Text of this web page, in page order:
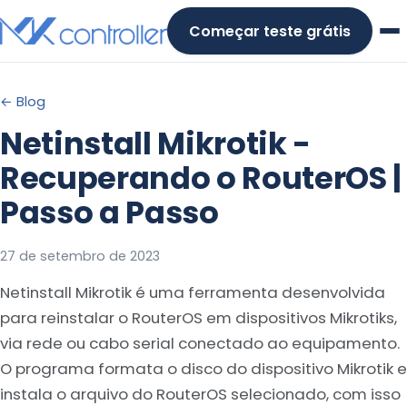
to
Começar teste grátis
← Blog
Netinstall Mikrotik -
Recuperando o RouterOS |
Passo a Passo
27 de setembro de 2023
Netinstall Mikrotik é uma ferramenta desenvolvida
para reinstalar o RouterOS em dispositivos Mikrotiks,
via rede ou cabo serial conectado ao equipamento.
O programa formata o disco do dispositivo Mikrotik e
instala o arquivo do RouterOS selecionado, com isso